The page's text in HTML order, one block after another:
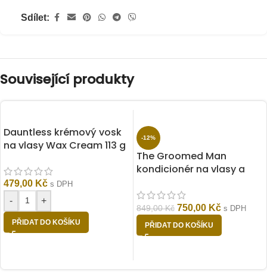
Sdílet:
Související produkty
Dauntless krémový vosk
na vlasy Wax Cream 113 g
479,00 Kč s DPH
- +
PŘIDAT DO KOŠÍKU
-12%
The Groomed Man
kondicionér na vlasy a
849,00Kč 750,00 Kč s DPH
PŘIDAT DO KOŠÍKU